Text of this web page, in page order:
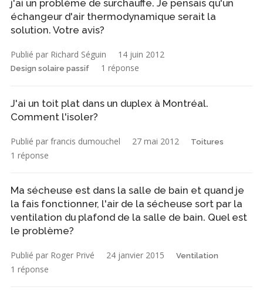
j'ai un problème de surchauffe. Je pensais qu'un
échangeur d'air thermodynamique serait la
solution. Votre avis?
Publié par Richard Séguin 14 juin 2012
Design solaire passif 1 réponse
J'ai un toit plat dans un duplex à Montréal.
Comment l'isoler?
Publié par francis dumouchel 27 mai 2012 Toitures
1 réponse
Ma sécheuse est dans la salle de bain et quand je
la fais fonctionner, l'air de la sécheuse sort par la
ventilation du plafond de la salle de bain. Quel est
le problème?
Publié par Roger Privé 24 janvier 2015 Ventilation
1 réponse